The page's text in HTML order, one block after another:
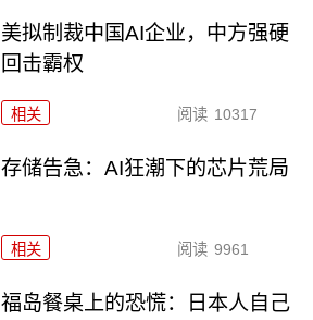
美拟制裁中国AI企业，中方强硬
回击霸权
相关 阅读 10317
存储告急：AI狂潮下的芯片荒局
相关 阅读 9961
福岛餐桌上的恐慌：日本人自己